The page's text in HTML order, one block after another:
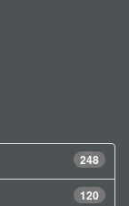
248
120